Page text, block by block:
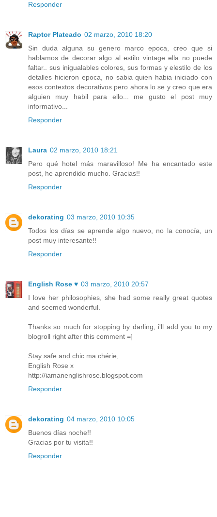
Responder
Raptor Plateado 02 marzo, 2010 18:20
Sin duda alguna su genero marco epoca, creo que si
hablamos de decorar algo al estilo vintage ella no puede
faltar.. sus inigualables colores, sus formas y elestilo de los
detalles hicieron epoca, no sabia quien habia iniciado con
esos contextos decorativos pero ahora lo se y creo que era
alguien muy habil para ello... me gusto el post muy
informativo...
Responder
Laura 02 marzo, 2010 18:21
Pero qué hotel más maravilloso! Me ha encantado este
post, he aprendido mucho. Gracias!!
Responder
dekorating 03 marzo, 2010 10:35
Todos los días se aprende algo nuevo, no la conocía, un
post muy interesante!!
Responder
English Rose ♥ 03 marzo, 2010 20:57
I love her philosophies, she had some really great quotes
and seemed wonderful.
Thanks so much for stopping by darling, i'll add you to my
blogroll right after this comment =]
Stay safe and chic ma chérie,
English Rose x
http://iamanenglishrose.blogspot.com
Responder
dekorating 04 marzo, 2010 10:05
Buenos días noche!!
Gracias por tu visita!!
Responder